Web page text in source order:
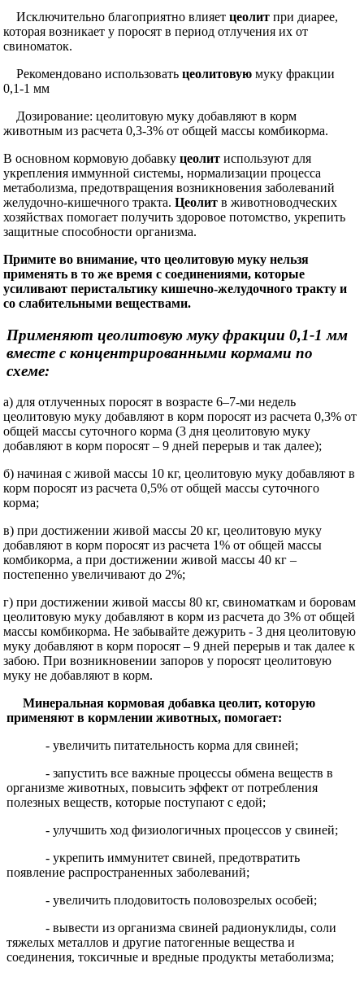
Исключительно благоприятно влияетцеолит при диарее,
которая возникает у поросят в период отлучения их от
свиноматок.
Рекомендовано использоватьцеолитовуюмуку фракции
0,1-1 мм
Дозирование: цеолитовую муку добавляют в корм
животным из расчета 0,3-3% от общей массы комбикорма.
В основном кормовую добавкуцеолитиспользуют для
укрепления иммунной системы, нормализации процесса
метаболизма, предотвращения возникновения заболеваний
желудочно-кишечного тракта.Цеолит в животноводческих
хозяйствах помогает получить здоровое потомство, укрепить
защитные способности организма.
Примите во внимание, что цеолитовую муку нельзя
применять в то же время с соединениями, которые
усиливают перистальтику кишечно-желудочного тракту и
со слабительными веществами.
Применяют цеолитовую муку фракции 0,1-1 мм
вместе с концентрированными кормами по
схеме:
а) для отлученных поросят в возрасте 6–7-ми недель
цеолитовую муку добавляют в корм поросят из расчета 0,3% от
общей массы суточного корма (3 дня цеолитовую муку
добавляют в корм поросят – 9 дней перерыв и так далее);
б) начиная с живой массы 10 кг, цеолитовую муку добавляют в
корм поросят из расчета 0,5% от общей массы суточного
корма;
в) при достижении живой массы 20 кг, цеолитовую муку
добавляют в корм поросят из расчета 1% от общей массы
комбикорма, а при достижении живой массы 40 кг –
постепенно увеличивают до 2%;
г) при достижении живой массы 80 кг, свиноматкам и боровам
цеолитовую муку добавляют в корм из расчета до 3% от общей
массы комбикорма. Не забывайте дежурить - 3 дня цеолитовую
муку добавляют в корм поросят – 9 дней перерыв и так далее к
забою. При возникновении запоров у поросят цеолитовую
муку не добавляют в корм.
Минеральная кормовая добавка цеолит, которую
применяют в кормлении животных, помогает:
- увеличить питательность корма для свиней;
- запустить все важные процессы обмена веществ в
организме животных, повысить эффект от потребления
полезных веществ, которые поступают с едой;
- улучшить ход физиологичных процессов у свиней;
- укрепить иммунитет свиней, предотвратить
появление распространенных заболеваний;
- увеличить плодовитость половозрелых особей;
- вывести из организма свиней радионуклиды, соли
тяжелых металлов и другие патогенные вещества и
соединения, токсичные и вредные продукты метаболизма;